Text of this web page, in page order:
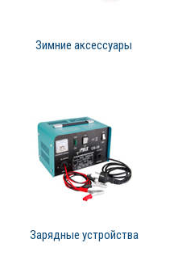
Зимние аксессуары
Зарядные устройства